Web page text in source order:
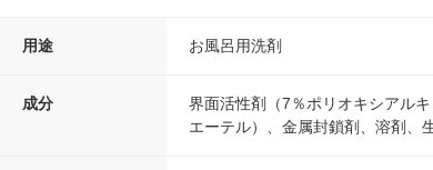
用途 お風呂用洗剤
成分
界面活性剤（7％ポリオキシアル
エーテル）、金属封鎖剤、溶剤、